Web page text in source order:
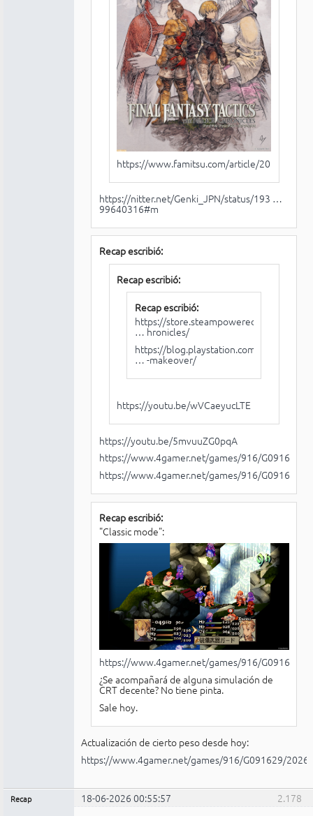
https://www.famitsu.com/article/202506/
https://nitter.net/Genki_JPN/status/193 …
99640316#m
Recap escribió:
Recap escribió:
Recap escribió:
https://store.steampowered.com/app/
… hronicles/
https://blog.playstation.com/2025/07/21
… -makeover/
https://youtu.be/wVCaeyucLTE
https://youtu.be/5mvuuZG0pqA
https://www.4gamer.net/games/916/G091610/
https://www.4gamer.net/games/916/G091610/
Recap escribió:
"Classic mode":
https://www.4gamer.net/games/916/G091627/
¿Se acompañará de alguna simulación de
CRT decente? No tiene pinta.
Sale hoy.
Actualización de cierto peso desde hoy:
https://www.4gamer.net/games/916/G091629/
2.178
Recap 18-06-2026 00:55:57